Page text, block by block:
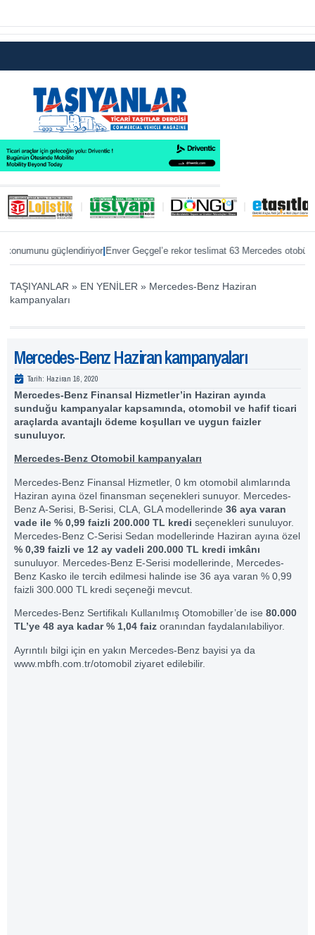
güçlendiriyor|Enver Geçgel’e rekor teslimat 63 Mercedes otobüs|
TAŞIYANLAR » EN YENİLER » Mercedes-Benz Haziran
kampanyaları
Mercedes-Benz Haziran kampanyaları
Tarih: Haziran 16, 2020
Mercedes-Benz Finansal Hizmetler’in Haziran ayında
sunduğu kampanyalar kapsamında, otomobil ve hafif ticari
araçlarda avantajlı ödeme koşulları ve uygun faizler
sunuluyor.
Mercedes-Benz Otomobil kampanyaları
Mercedes-Benz Finansal Hizmetler, 0 km otomobil alımlarında
Haziran ayına özel finansman seçenekleri sunuyor. Mercedes-
Benz A-Serisi, B-Serisi, CLA, GLA modellerinde 36 aya varan
vade ile % 0,99 faizli 200.000 TL kredi seçenekleri sunuluyor.
Mercedes-Benz C-Serisi Sedan modellerinde Haziran ayına özel
% 0,39 faizli ve 12 ay vadeli 200.000 TL kredi imkânı
sunuluyor. Mercedes-Benz E-Serisi modellerinde, Mercedes-
Benz Kasko ile tercih edilmesi halinde ise 36 aya varan % 0,99
faizli 300.000 TL kredi seçeneği mevcut.
Mercedes-Benz Sertifikalı Kullanılmış Otomobiller’de ise 80.000
TL’ye 48 aya kadar % 1,04 faiz oranından faydalanılabiliyor.
Ayrıntılı bilgi için en yakın Mercedes-Benz bayisi ya da
www.mbfh.com.tr/otomobil ziyaret edilebilir.